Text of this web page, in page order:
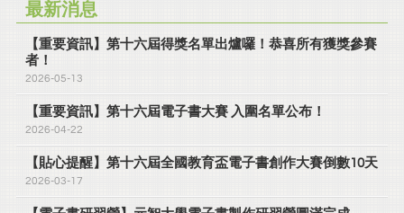
最新消息
【重要資訊】第十六屆得獎名單出爐囉！恭喜所有獲獎參賽
者！
2026-05-13
【重要資訊】第十六屆電子書大賽 入圍名單公布！
2026-04-22
【貼心提醒】第十六屆全國教育盃電子書創作大賽倒數10天
2026-03-17